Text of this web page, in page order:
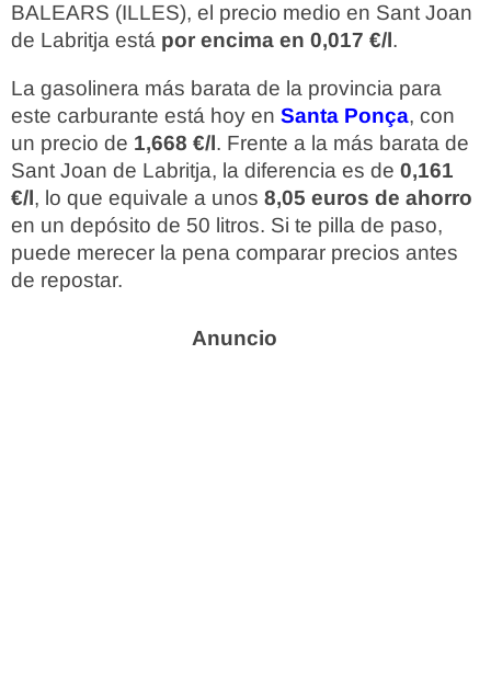
BALEARS (ILLES), el precio medio en Sant Joan
de Labritja está por encima en 0,017 €/l.
La gasolinera más barata de la provincia para
este carburante está hoy en Santa Ponça, con
un precio de 1,668 €/l. Frente a la más barata de
Sant Joan de Labritja, la diferencia es de 0,161
€/l, lo que equivale a unos 8,05 euros de ahorro
en un depósito de 50 litros. Si te pilla de paso,
puede merecer la pena comparar precios antes
de repostar.